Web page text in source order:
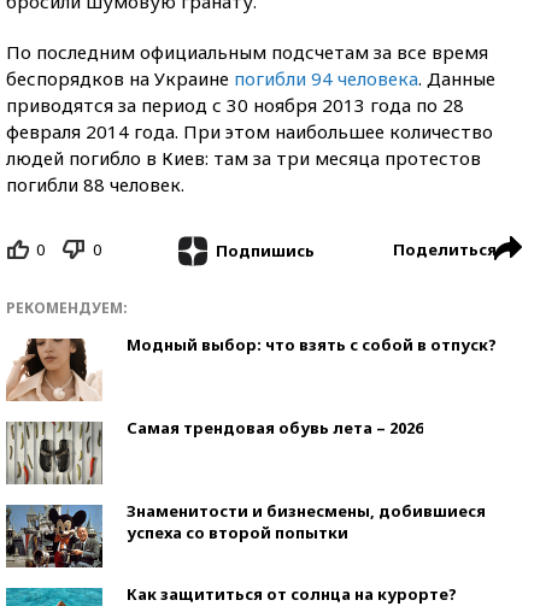
По последним официальным подсчетам за все время
беспорядков на Украине погибли 94 человека. Данные
приводятся за период с 30 ноября 2013 года по 28
февраля 2014 года. При этом наибольшее количество
людей погибло в Киев: там за три месяца протестов
погибли 88 человек.
0 0 Подпишись Поделиться
РЕКОМЕНДУЕМ:
Модный выбор: что взять с собой в отпуск?
Самая трендовая обувь лета – 2026
Знаменитости и бизнесмены, добившиеся
успеха со второй попытки
Как защититься от солнца на курорте?